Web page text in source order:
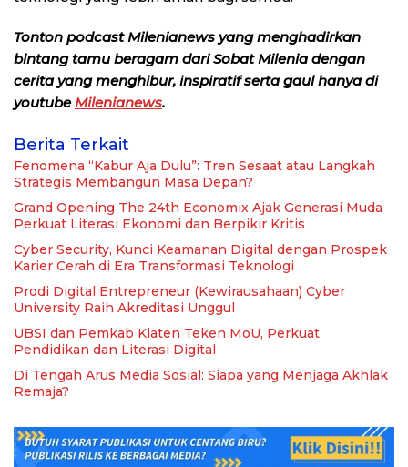
Tonton podcast Milenianews yang menghadirkan
bintang tamu beragam dari Sobat Milenia dengan
cerita yang menghibur, inspiratif serta gaul hanya di
youtube Milenianews.
Berita Terkait
Fenomena “Kabur Aja Dulu”: Tren Sesaat atau Langkah
Strategis Membangun Masa Depan?
Grand Opening The 24th Economix Ajak Generasi Muda
Perkuat Literasi Ekonomi dan Berpikir Kritis
Cyber Security, Kunci Keamanan Digital dengan Prospek
Karier Cerah di Era Transformasi Teknologi
Prodi Digital Entrepreneur (Kewirausahaan) Cyber
University Raih Akreditasi Unggul
UBSI dan Pemkab Klaten Teken MoU, Perkuat
Pendidikan dan Literasi Digital
Di Tengah Arus Media Sosial: Siapa yang Menjaga Akhlak
Remaja?